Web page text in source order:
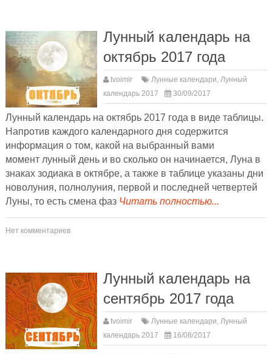
Лунный календарь на
октябрь 2017 года
tvoimir Лунные календари,Лунный
календарь 2017
30/09/2017
Лунный календарь на октябрь 2017 года в виде таблицы.
Напротив каждого календарного дня содержится
информация о том, какой на выбранный вами
момент лунный день и во сколько он начинается, Луна в
знаках зодиака в октябре, а также в таблице указаны дни
новолуния, полнолуния, первой и последней четвертей
Луны, то есть смена фаз Читать полностью...
Нет комментариев
Лунный календарь на
сентябрь 2017 года
tvoimir Лунные календари,Лунный
календарь 2017
16/08/2017